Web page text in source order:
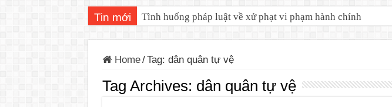
Tin mới Tình huống pháp luật về xử phạt vi phạm hành chính
Home/Tag: dân quân tự vệ
Tag Archives: dân quân tự vệ